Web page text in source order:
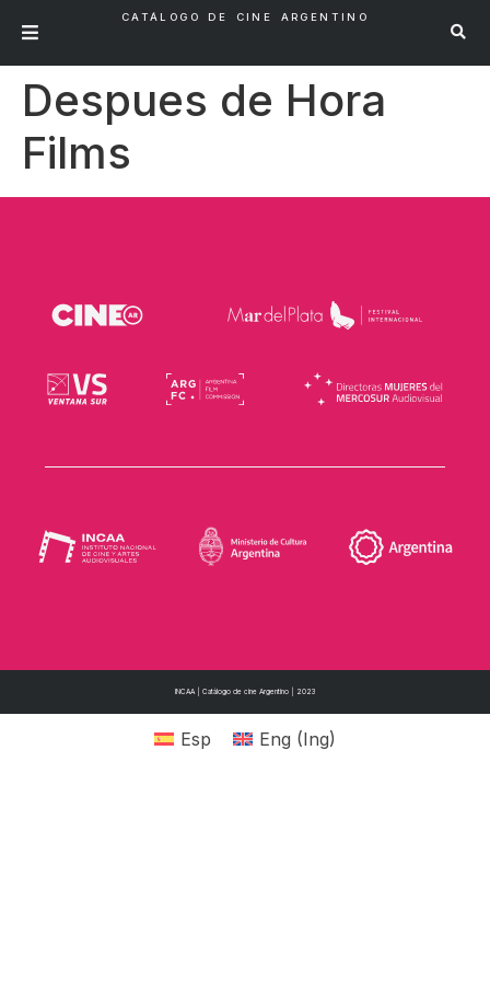
CATÁLOGO DE CINE ARGENTINO
Despues de Hora
Films
INCAA | Catálogo de cine Argentino | 2023
Esp Eng (Ing)